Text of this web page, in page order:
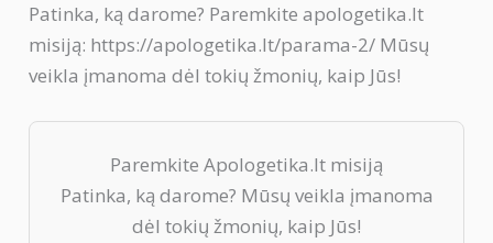
Patinka, ką darome? Paremkite apologetika.lt
misiją: https://apologetika.lt/parama-2/ Mūsų
veikla įmanoma dėl tokių žmonių, kaip Jūs!
Paremkite Apologetika.lt misiją
Patinka, ką darome? Mūsų veikla įmanoma
dėl tokių žmonių, kaip Jūs!